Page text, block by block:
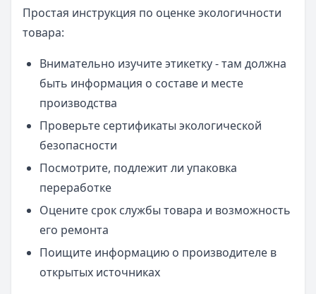
Простая инструкция по оценке экологичности
товара:
Внимательно изучите этикетку - там должна
быть информация о составе и месте
производства
Проверьте сертификаты экологической
безопасности
Посмотрите, подлежит ли упаковка
переработке
Оцените срок службы товара и возможность
его ремонта
Поищите информацию о производителе в
открытых источниках